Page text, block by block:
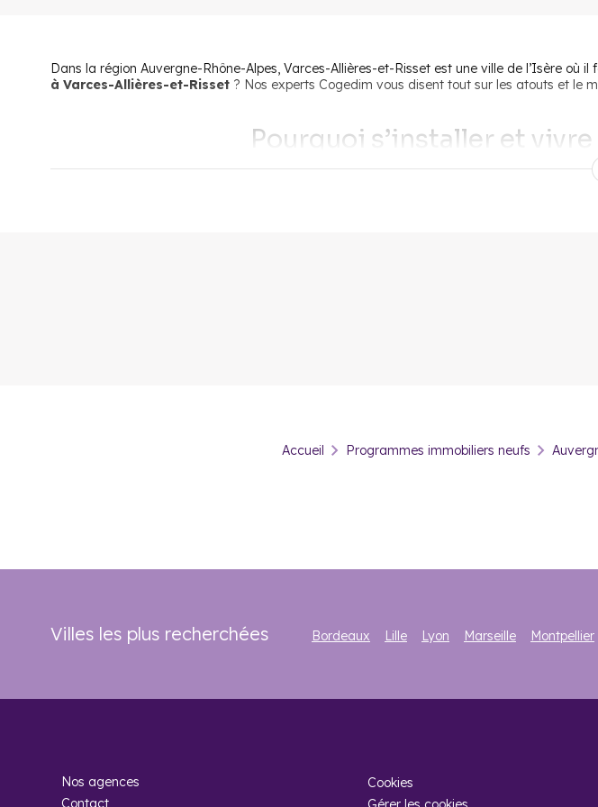
Dans la région Auvergne-Rhône-Alpes, Varces-Allières-et-Risset est une ville de l’Isère où
à Varces-Allières-et-Risset ? Nos experts Cogedim vous disent tout sur les atouts et le
Pourquoi s’installer et
Si la ville accueille chaque année plus d’habitants, c’est qu’elle présente de nombreux
Ville verdoyante chargée d’histoire et animée , Varces-Allières-et-Risset offre un
des logements de grande surface, avec près de 70 % de 4 à 5 pièces et plus.
Accueil Programmes immobiliers neufs
Villes les plus recherchées Bordeaux Lille Lyon Marseille Montpellier
Nos agences
Contact
Cookies